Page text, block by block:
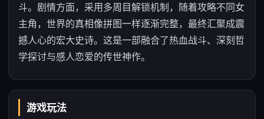
斗。剧情方面，采用多周目解锁机制，随着攻略不同女
主角，世界的真相像拼图一样逐渐完整，最终汇聚成震
撼人心的宏大史诗。这是一部融合了热血战斗、深刻哲
学探讨与感人恋爱的传世神作。
游戏玩法